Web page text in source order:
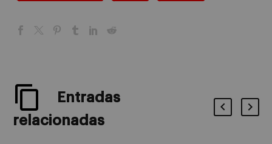
Entradas
relacionadas